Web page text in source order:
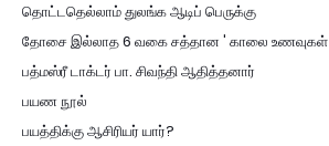
தொட்டதெல்லாம் துலங்க ஆடிப் பெருக்கு
தோசை இல்லாத 6 வகை சத்தான ' காலை உணவுகள்
பத்மஸ்ரீ டாக்டர் பா. சிவந்தி ஆதித்தனார்
பயண நூல்
பயத்திக்கு ஆசிரியர் யார்?